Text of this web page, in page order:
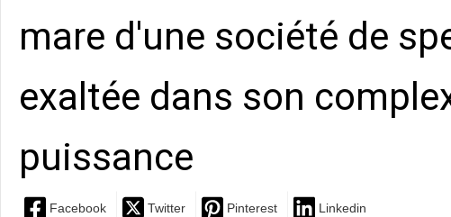
mare d'une société de
exaltée dans son
puissance
Facebook Twitter Pinterest Linkedin